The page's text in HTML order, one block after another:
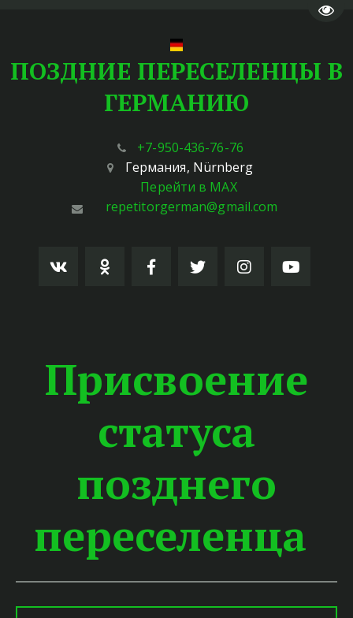
ПОЗДНИЕ ПЕРЕСЕЛЕНЦЫ В
ГЕРМАНИЮ
+7-950-436-76-76
Германия, Nürnberg
Перейти в MAX
repetitorgerman@gmail.com
Присвоение
статуса
позднего
переселенца